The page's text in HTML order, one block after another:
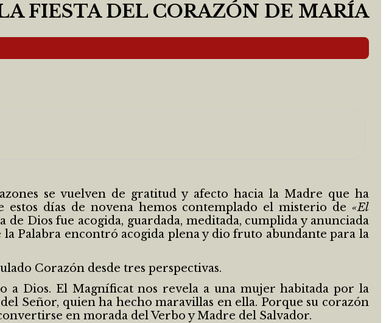
FIESTA DEL CORAZÓN DE MARÍA
se vuelven de gratitud y afecto hacia la Madre que ha
estos días de novena hemos contemplado el misterio de «El
Dios fue acogida, guardada, meditada, cumplida y anunciada
Palabra encontró acogida plena y dio fruto abundante para la
Corazón desde tres perspectivas.
a Dios. El Magníficat nos revela a una mujer habitada por la
Señor, quien ha hecho maravillas en ella. Porque su corazón
en morada del Verbo y Madre del Salvador.